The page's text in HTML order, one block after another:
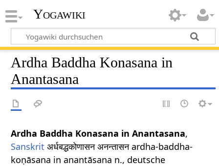
Yogawiki
Ardha Baddha Konasana in
Anantasana
Ardha Baddha Konasana in Anantasana,
Sanskrit अर्धबद्धकोणासन अनन्तासन ardha-baddha-
koṇāsana in anantāsana n., deutsche